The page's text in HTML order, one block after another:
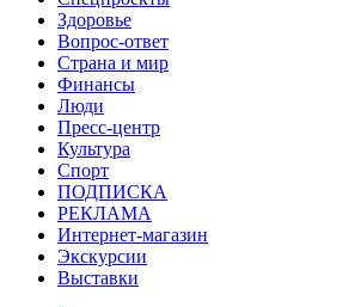
Здоровье
Вопрос-ответ
Страна и мир
Финансы
Люди
Пресс-центр
Культура
Спорт
ПОДПИСКА
РЕКЛАМА
Интернет-магазин
Экскурсии
Выставки